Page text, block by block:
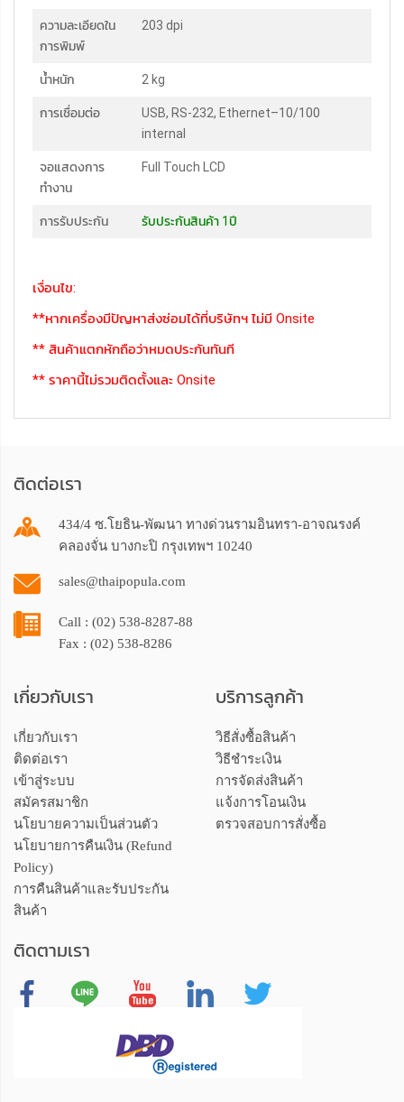
ความละเอียดใน
การพิมพ์
203 dpi
น้ำหนัก 2 kg
การเชื่อมต่อ
USB, RS-232, Ethernet–10/100
internal
จอแสดงการ
ทำงาน
Full Touch LCD
การรับประกัน รับประกันสินค้า 1ปี
เงื่อนไข:
**หากเครื่องมีปัญหาส่งซ่อมได้ที่บริษัทฯ ไม่มี Onsite
** สินค้าแตกหักถือว่าหมดประกันทันที
** ราคานี้ไม่รวมติดตั้งและ Onsite
ติดต่อเรา
434/4 ซ.โยธิน-พัฒนา ทางด่วนรามอินทรา-อาจณรงค์
คลองจั่น บางกะปิ กรุงเทพฯ 10240
sales@thaipopula.com
Call : (02) 538-8287-88
Fax : (02) 538-8286
เกี่ยวกับเรา
เกี่ยวกับเรา
ติดต่อเรา
เข้าสู่ระบบ
สมัครสมาชิก
นโยบายความเป็นส่วนตัว
นโยบายการคืนเงิน (Refund
Policy)
การคืนสินค้าและรับประกัน
สินค้า
บริการลูกค้า
วิธีสั่งซื้อสินค้า
วิธีชำระเงิน
การจัดส่งสินค้า
แจ้งการโอนเงิน
ตรวจสอบการสั่งซื้อ
ติดตามเรา